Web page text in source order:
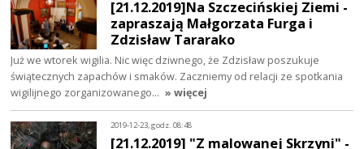
[21.12.2019]Na Szczecińskiej Ziemi -
zapraszają Małgorzata Furga i
Zdzisław Tararako
Już we wtorek wigilia. Nic więc dziwnego, że Zdzisław poszukuje
świątecznych zapachów i smaków. Zaczniemy od relacji ze spotkania
wigilijnego zorganizowanego… » więcej
2019-12-23, godz. 08:48
[21.12.2019] "Z malowanej Skrzyni" -